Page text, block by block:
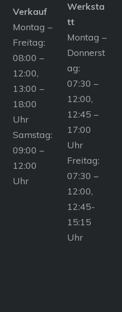
Verkauf
Montag –
Freitag:
08:00 –
12:00,
13:00 –
18:00
Uhr
Samstag:
09:00 –
12:00
Uhr
Werksta
tt
Montag –
Donnerst
ag:
07:30 –
12:00,
12:45 –
17:00
Uhr
Freitag:
07:30 –
12:00,
12:45-
15:15
Uhr